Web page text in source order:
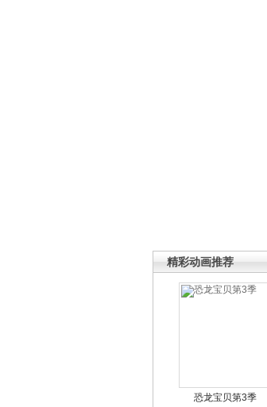
精彩动画推荐
恐龙宝贝第3季